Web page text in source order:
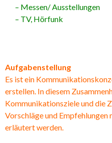
– Messen/ Ausstellungen
– TV, Hörfunk
Aufgabenstellung
Es ist ein
erstellen. In diesem
Kommunikationsziele und die
Vorschläge und Empfehlungen
erläutert werden.